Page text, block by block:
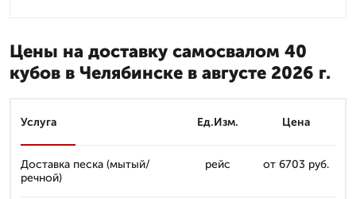
Цены на доставку самосвалом 40
кубов в Челябинске в августе 2026 г.
Услуга Ед.Изм. Цена
Доставка песка (мытый/
речной)
рейс от 6703 руб.